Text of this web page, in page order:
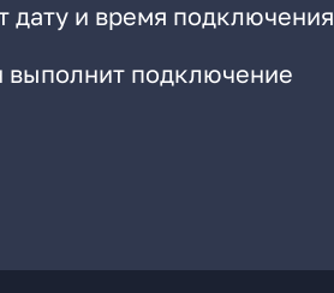
дату и время подключения
выполнит подключение